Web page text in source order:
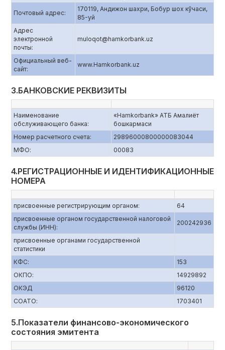
Почтовый адрес:
170119, Андижон шахри, Бобур шох кўчаси,
85-уй
Адрес
электронной
почты:
muloqot@hamkorbank.uz
Официальный веб-
сайт:
www.Hamkorbank.uz
3.БАНКОВСКИЕ РЕКВИЗИТЫ
Наименование
обслуживающего банка:
«Hamkorbank» АТБ Амалиёт
бошкармаси
Номер расчетного счета:
29896000800000083044
МФО:
00083
4.РЕГИСТРАЦИОННЫЕ И ИДЕНТИФИКАЦИОННЫЕ
НОМЕРА
присвоенные регистрирующим органом:
64
присвоенные органом государственной налоговой
службы (ИНН):
200242936
присвоенные органами государственной
статистики
КФС:
153
ОКПО:
14929892
ОКЭД
96120
СОАТО:
1703401
5.Показатели финансово-экономического
состояния эмитента